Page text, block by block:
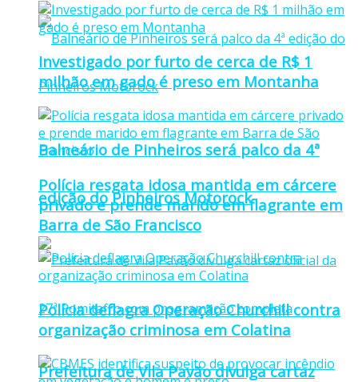
Balneário de Pinheiros será palco da 4ª
edição do Pinheiros Motorock
Prefeitura de Vila Pavão divulga cartaz
Investigado por furto de cerca de R$ 1
milhão em gado é preso em Montanha
Polícia resgata idosa mantida em cárcere
privado e prende marido em flagrante em
Barra de São Francisco
Polícia deflagra Operação Churchill contra
organização criminosa em Colatina